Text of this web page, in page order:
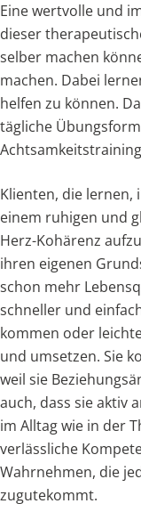
Eine wertvolle und
dieser
selber machen
machen. Dabei
helfen zu können.
tägliche
Klienten, die
einem ruhigen und
Herz-Kohärenz
ihren eigenen
schon mehr
schneller und
kommen oder
und umsetzen. Sie
weil sie
auch, dass sie aktiv
im Alltag wie in der
verlässliche
Wahrnehmen, die
zugutekommt.